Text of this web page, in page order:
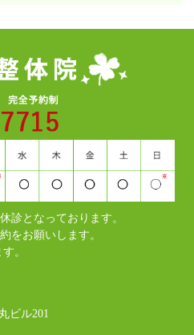
診となっております。
をお願いします。
。
ビル201